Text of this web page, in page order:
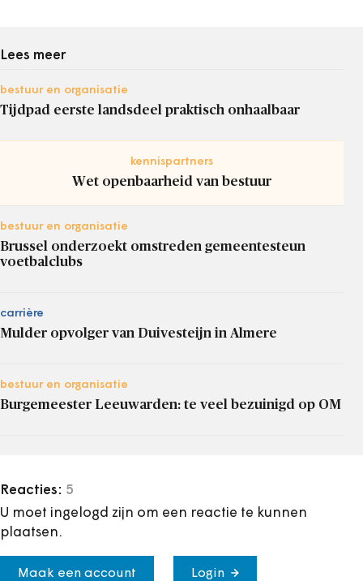
Lees meer
bestuur en organisatie
Tijdpad eerste landsdeel praktisch onhaalbaar
kennispartners
Wet openbaarheid van bestuur
bestuur en organisatie
Brussel onderzoekt omstreden gemeentesteun
voetbalclubs
carrière
Mulder opvolger van Duivesteijn in Almere
bestuur en organisatie
Burgemeester Leeuwarden: te veel bezuinigd op OM
Reacties: 5
U moet ingelogd zijn om een reactie te kunnen
plaatsen.
Maak een account Login